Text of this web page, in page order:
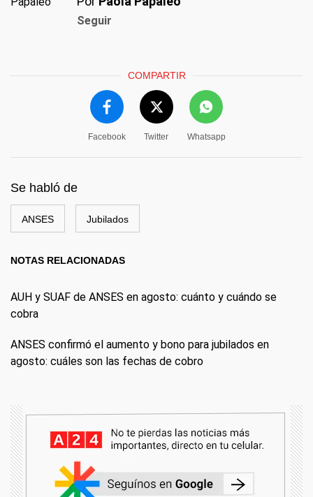
Seguir
COMPARTIR
Facebook Twitter Whatsapp
Se habló de
ANSES Jubilados
NOTAS RELACIONADAS
AUH y SUAF de ANSES en agosto: cuánto y cuándo se
cobra
ANSES confirmó el aumento y bono para jubilados en
agosto: cuáles son las fechas de cobro